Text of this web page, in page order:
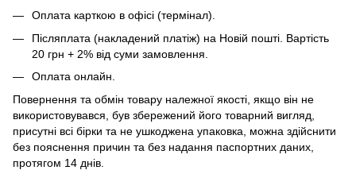
Оплата карткою в офісі (термінал).
Післяплата (накладений платіж) на Новій пошті. Вартість
20 грн + 2% від суми замовлення.
Оплата онлайн.
Повернення та обмін товару належної якості, якщо він не
використовувався, був збережений його товарний вигляд,
присутні всі бірки та не ушкоджена упаковка, можна здійснити
без пояснення причин та без надання паспортних даних,
протягом 14 днів.